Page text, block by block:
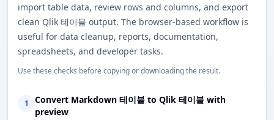
import table data, review rows and columns, and export
clean Qlik 테이블 output. The browser-based workflow is
useful for data cleanup, reports, documentation,
spreadsheets, and developer tasks.
Use these checks before copying or downloading the result.
1
Convert Markdown 테이블 to Qlik 테이블 with
preview